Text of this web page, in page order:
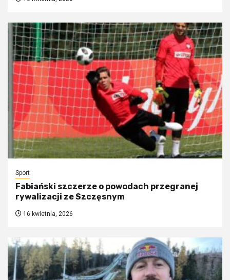
Sport
Fabiański szczerze o powodach przegranej
rywalizacji ze Szczęsnym
16 kwietnia, 2026